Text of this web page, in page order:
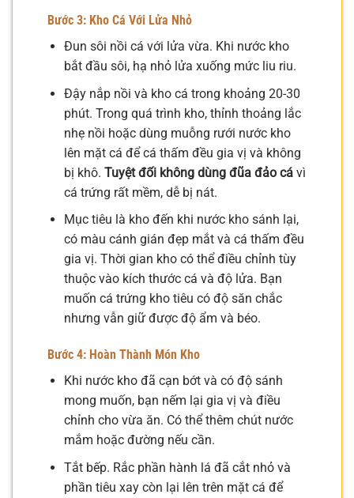
Bước 3: Kho Cá Với Lửa Nhỏ
Đun sôi nồi cá với lửa vừa. Khi nước kho
bắt đầu sôi, hạ nhỏ lửa xuống mức liu riu.
Đậy nắp nồi và kho cá trong khoảng 20-30
phút. Trong quá trình kho, thỉnh thoảng lắc
nhẹ nồi hoặc dùng muỗng rưới nước kho
lên mặt cá để cá thấm đều gia vị và không
bị khô. Tuyệt đối không dùng đũa đảo cávì
cá trứng rất mềm, dễ bị nát.
Mục tiêu là kho đến khi nước kho sánh lại,
có màu cánh gián đẹp mắt và cá thấm đều
gia vị. Thời gian kho có thể điều chỉnh tùy
thuộc vào kích thước cá và độ lửa. Bạn
muốn cá trứng kho tiêu có độ săn chắc
nhưng vẫn giữ được độ ẩm và béo.
Bước 4: Hoàn Thành Món Kho
Khi nước kho đã cạn bớt và có độ sánh
mong muốn, bạn nếm lại gia vị và điều
chỉnh cho vừa ăn. Có thể thêm chút nước
mắm hoặc đường nếu cần.
Tắt bếp. Rắc phần hành lá đã cắt nhỏ và
phần tiêu xay còn lại lên trên mặt cá để